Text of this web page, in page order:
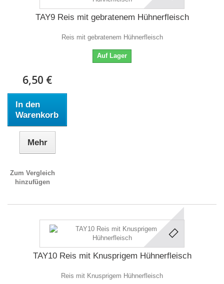
TAY9 Reis mit gebratenem Hühnerfleisch
Reis mit gebratenem Hühnerfleisch
Auf Lager
6,50 €
In den
Warenkorb
Mehr
Zum Vergleich
hinzufügen
TAY10 Reis mit Knusprigem Hühnerfleisch
Reis mit Knusprigem Hühnerfleisch